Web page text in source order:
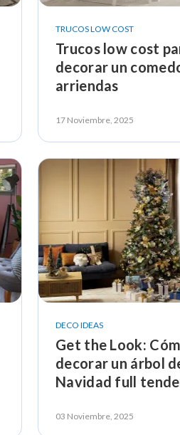
TRUCOS LOW COST
Trucos low cost
decorar un
arriendas
17 Noviembre, 2025
DECO IDEAS
Get the Look:
decorar un árbol
Navidad full
03 Noviembre, 2025